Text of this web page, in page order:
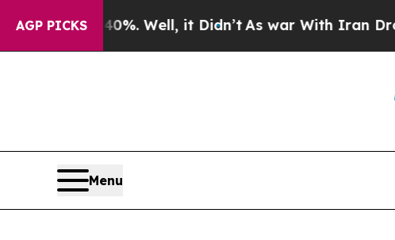
AGP PICKS40%. Well, it Didn’t As war With Iran Drove
Menu